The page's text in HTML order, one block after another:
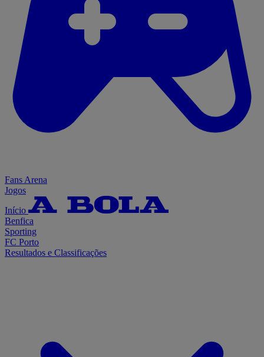
Fans Arena
Jogos
Início
Benfica
Sporting
FC Porto
Resultados e Classificações